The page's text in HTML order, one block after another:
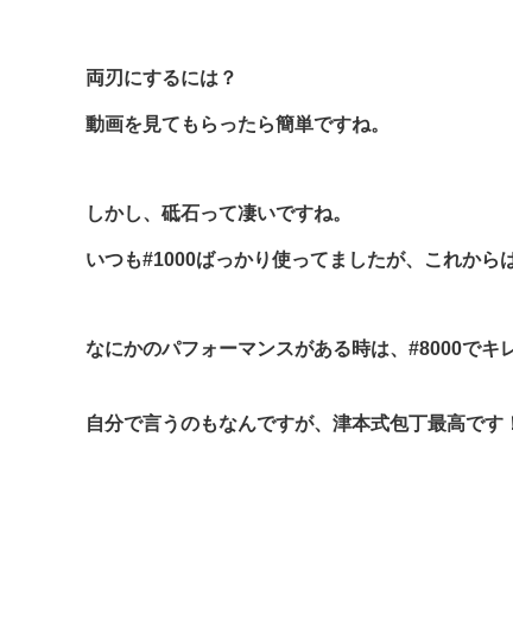
両刃にするには？
動画を見てもらったら簡単ですね。
しかし、砥石って凄いですね。
いつも#1000ばっかり使ってましたが、これから
なにかのパフォーマンスがある時は、#8000でキ
自分で言うのもなんですが、津本式包丁最高です